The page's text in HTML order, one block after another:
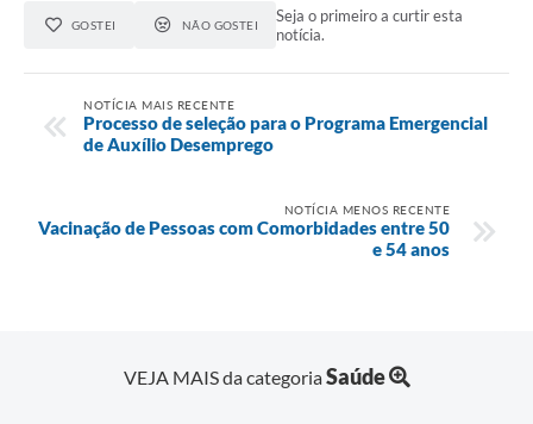
GOSTEI NÃO GOSTEI
Seja o primeiro a curtir esta
notícia.
NOTÍCIA MAIS RECENTE
Processo de seleção para o Programa Emergencial
de Auxílio Desemprego
NOTÍCIA MENOS RECENTE
Vacinação de Pessoas com Comorbidades entre 50
e 54 anos
VEJA MAIS da categoriaSaúde